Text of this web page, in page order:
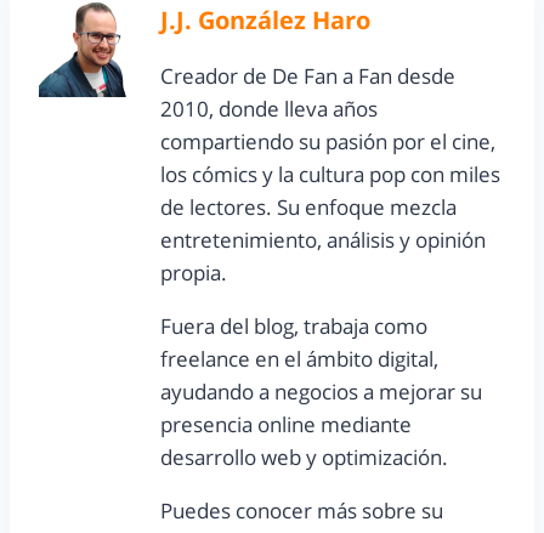
J.J. González Haro
Creador de De Fan a Fan desde
2010, donde lleva años
compartiendo su pasión por el cine,
los cómics y la cultura pop con miles
de lectores. Su enfoque mezcla
entretenimiento, análisis y opinión
propia.
Fuera del blog, trabaja como
freelance en el ámbito digital,
ayudando a negocios a mejorar su
presencia online mediante
desarrollo web y optimización.
Puedes conocer más sobre su